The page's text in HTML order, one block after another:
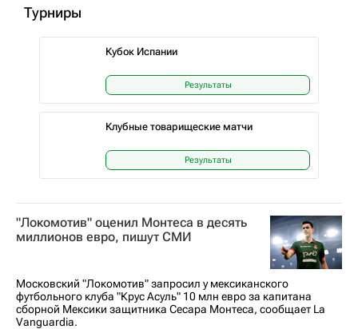
Турниры
Кубок Испании
Результаты
Клубные товарищеские матчи
Результаты
"Локомотив" оценил Монтеса в десять
миллионов евро, пишут СМИ
Московский "Локомотив" запросил у мексиканского
футбольного клуба "Крус Асуль" 10 млн евро за капитана
сборной Мексики защитника Сесара Монтеса, сообщает La
Vanguardia.